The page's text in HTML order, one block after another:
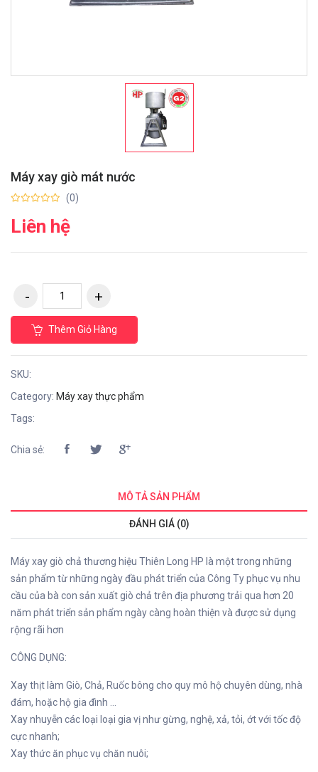
Máy xay giò mát nước
(0)
Liên hệ
Thêm Giỏ Hàng
SKU:
Category: Máy xay thực phẩm
Tags:
Chia sẻ:
MÔ TẢ SẢN PHẨM
ĐÁNH GIÁ (0)
Máy xay giò chả thương hiệu Thiên Long HP là một trong những
sản phẩm từ những ngày đầu phát triển của Công Ty phục vụ nhu
cầu của bà con sản xuất giò chả trên địa phương trải qua hơn 20
năm phát triển sản phẩm ngày càng hoàn thiện và được sử dụng
rộng rãi hơn
CÔNG DỤNG:
Xay thịt làm Giò, Chả, Ruốc bông cho quy mô hộ chuyên dùng, nhà
đám, hoặc hộ gia đình …
Xay nhuyễn các loại loại gia vị như gừng, nghệ, xả, tỏi, ớt với tốc độ
cực nhanh;
Xay thức ăn phục vụ chăn nuôi;